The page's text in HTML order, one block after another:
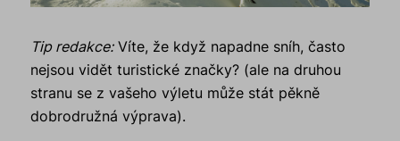
Tip redakce:Víte, že když napadne sníh, často
nejsou vidět turistické značky? (ale na druhou
stranu se z vašeho výletu může stát pěkně
dobrodružná výprava).